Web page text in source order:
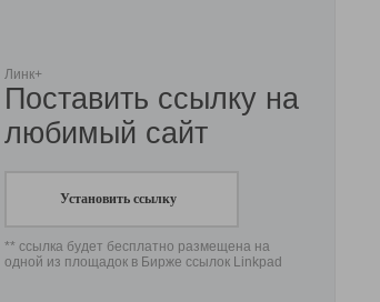
Линк+
Поставить ссылку на
любимый сайт
Установить ссылку
** ссылка будет бесплатно размещена на
одной из площадок в Бирже ссылок Linkpad